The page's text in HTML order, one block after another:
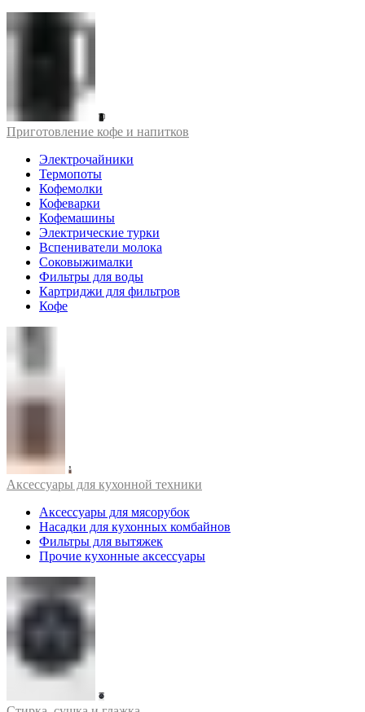
Приготовление кофе и напитков
Электрочайники
Термопоты
Кофемолки
Кофеварки
Кофемашины
Электрические турки
Вспениватели молока
Соковыжималки
Фильтры для воды
Картриджи для фильтров
Кофе
Аксессуары для кухонной техники
Аксессуары для мясорубок
Насадки для кухонных комбайнов
Фильтры для вытяжек
Прочие кухонные аксессуары